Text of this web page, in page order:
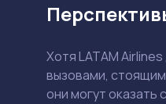
Хотя LATAM
вызовами,
они могут